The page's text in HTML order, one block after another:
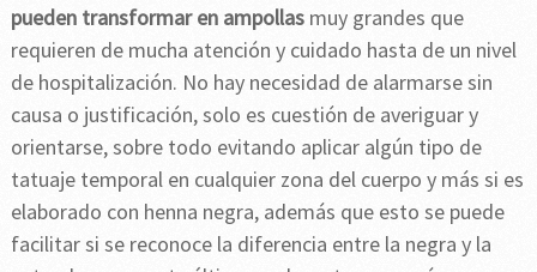
pueden transformar en ampollasmuy grandes que
requieren de mucha atención y cuidado hasta de un nivel
de hospitalización. No hay necesidad de alarmarse sin
causa o justificación, solo es cuestión de averiguar y
orientarse, sobre todo evitando aplicar algún tipo de
tatuaje temporal en cualquier zona del cuerpo y más si es
elaborado con henna negra, además que esto se puede
facilitar si se reconoce la diferencia entre la negra y la